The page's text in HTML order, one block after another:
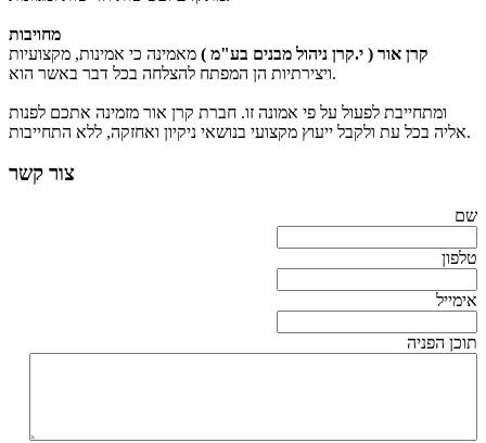
מחויבות
קרן אור ( י.קרן ניהול מבנים בע"מ ) מאמינה כי אמינות, מקצועיות
ויצירתיות הן המפתח להצלחה בכל דבר באשר הוא.
ומתחייבת לפעול על פי אמונה זו. חברת קרן אור מזמינה אתכם לפנות
אליה בכל עת ולקבל ייעוץ מקצועי בנושאי ניקיון ואחזקה, ללא התחייבות.
צור קשר
שם
טלפון
אימייל
תוכן הפניה